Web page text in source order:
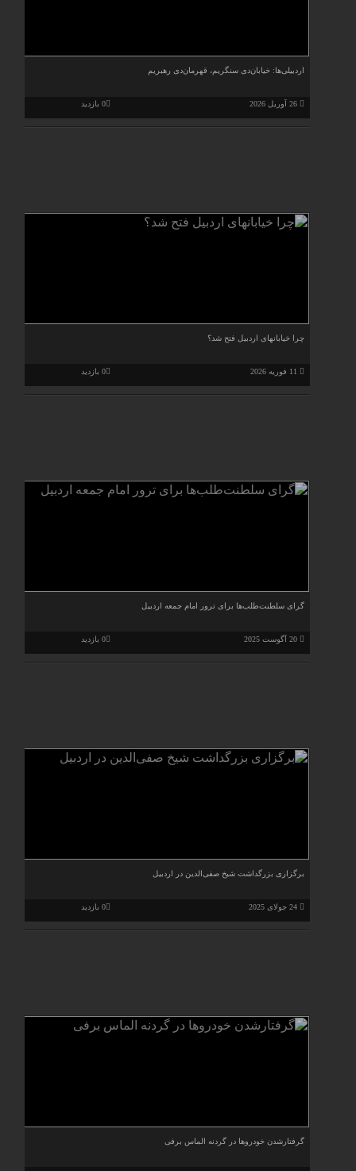
اردبیلی‌ها: خیابان‌دی سنگریم، قهرمان‌دی رهبریم
26 آوریل 2026 0 بازدید
چرا خیابانهای اردبیل فتح شد؟
0 بازدید
گرای سلطنت‌طلب‌ها برای ترور امام جمعه اردبیل
20 آگوست 2025 0 بازدید
برگزاری بزرگداشت شیخ صفی‌الدین در اردبیل
24 جولای 2025 0 بازدید
گرفتارشدن خودروها در گردنه الماس برفی